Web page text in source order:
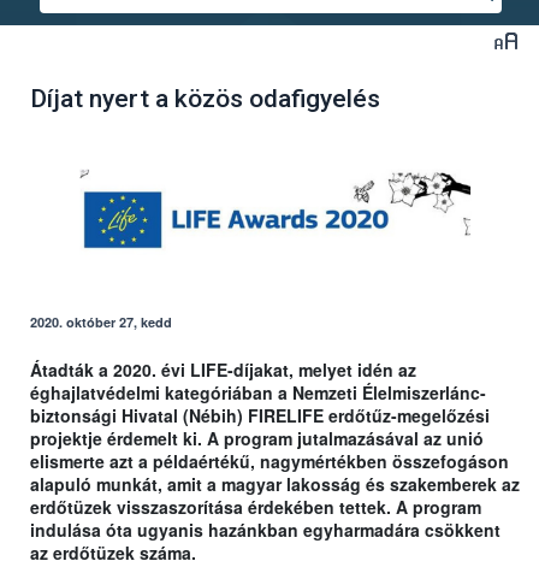
Díjat nyert a közös odafigyelés
2020. október 27, kedd
Átadták a 2020. évi LIFE-díjakat, melyet idén az
éghajlatvédelmi kategóriában a Nemzeti Élelmiszerlánc-
biztonsági Hivatal (Nébih) FIRELIFE erdőtűz-megelőzési
projektje érdemelt ki. A program jutalmazásával az unió
elismerte azt a példaértékű, nagymértékben összefogáson
alapuló munkát, amit a magyar lakosság és szakemberek az
erdőtüzek visszaszorítása érdekében tettek. A program
indulása óta ugyanis hazánkban egyharmadára csökkent
az erdőtüzek száma.